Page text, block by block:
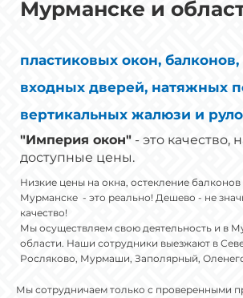
Мурманске и
пластиковых окон,
входных дверей, натяжных
вертикальных жалюзи и
"Империя окон" - это качество,
доступные цены.
Низкие цены на окна, остекление
Мурманске - это реально! Дешево - не
качество!
Мы осуществляем свою деятельность и в
области. Наши сотрудники выезжают в
Росляково, Мурмаши, Заполярный,
Мы сотрудничаем только с проверенными